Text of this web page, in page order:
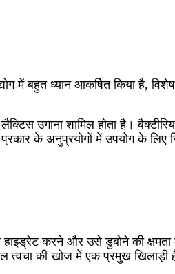
में बहुत ध्यान आकर्षित किया है,
उगाना शामिल होता है।
के अनुप्रयोगों में उपयोग के लिए
करने और उसे डुबोने की
त्वचा की खोज में एक प्रमुख खिलाड़ी